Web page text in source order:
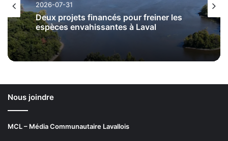
2026-07-31
Deux projets financés pour freiner les
espèces envahissantes à Laval
Nous joindre
MCL – Média Communautaire Lavallois